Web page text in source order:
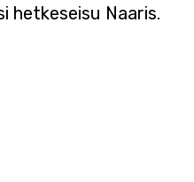
hetkeseisu Naaris.